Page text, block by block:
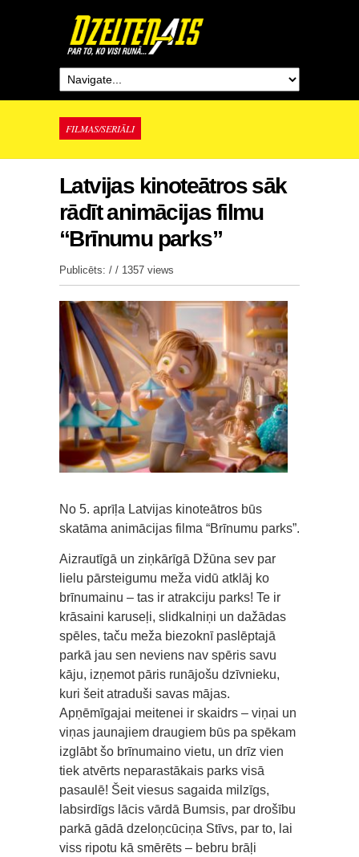
FILMAS/SERIĀLI
Latvijas kinoteātros sāk
rādīt animācijas filmu
“Brīnumu parks”
Publicēts: / / 1357 views
No 5. aprīļa Latvijas kinoteātros būs
skatāma animācijas filma “Brīnumu parks”.
Aizrautīgā un ziņkārīgā Džūna sev par
lielu pārsteigumu meža vidū atklāj ko
brīnumainu – tas ir atrakciju parks! Te ir
krāsaini karuseļi, slidkalniņi un dažādas
spēles, taču meža biezoknī paslēptajā
parkā jau sen neviens nav spēris savu
kāju, izņemot pāris runājošu dzīvnieku,
kuri šeit atraduši savas mājas.
Apņēmīgajai meitenei ir skaidrs – viņai un
viņas jaunajiem draugiem būs pa spēkam
izglābt šo brīnumaino vietu, un drīz vien
tiek atvērts neparastākais parks visā
pasaulē! Šeit viesus sagaida milzīgs,
labsirdīgs lācis vārdā Bumsis, par drošību
parkā gādā dzeloņcūciņa Stīvs, par to, lai
viss ripotu kā smērēts – bebru brāļi